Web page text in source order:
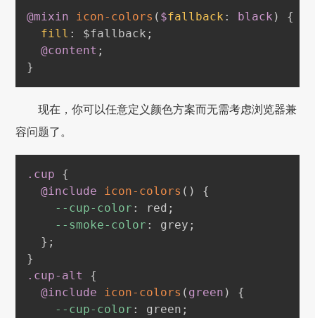
@mixin icon-colors ( $fallback : black )
{
fill : $fallback ;
@content ;
}
现在，你可以任意定义颜色方案而无需考虑浏览器兼
容问题了。
.cup
{
@include
icon-colors ( )
{
--cup-color : red ;
--smoke-color : grey ;
} ;
}
.cup-alt
{
@include
icon-colors ( green )
{
--cup-color : green ;